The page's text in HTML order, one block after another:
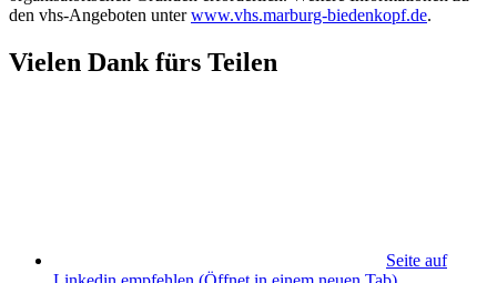
den vhs-Angeboten unterwww.vhs.marburg-biedenkopf.de.
Vielen Dank fürs Teilen
Seite auf